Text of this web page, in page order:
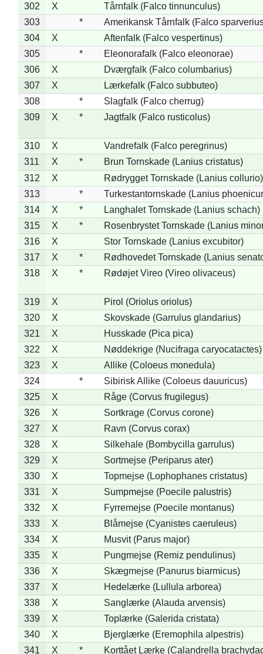
302
X
Tårnfalk (Falco tinnunculus)
303
*
Amerikansk Tårnfalk (Falco
304
X
Aftenfalk (Falco vespertinus)
305
*
Eleonorafalk (Falco eleonorae)
306
X
Dværgfalk (Falco columbarius)
307
X
Lærkefalk (Falco subbuteo)
308
*
Slagfalk (Falco cherrug)
309
X * Jagtfalk (Falco rusticolus)
310 X
Vandrefalk (Falco peregrinus)
311
X *
Brun Tornskade (Lanius cristatus)
312
X
Rødrygget Tornskade (Lanius collurio)
313
*
Turkestantornskade (Lanius
314
X *
Langhalet Tornskade (Lanius schach)
315
X *
Rosenbrystet Tornskade (Lanius
316
X
Stor Tornskade (Lanius excubitor)
317
X *
Rødhovedet Tornskade (Lanius
318
X * Rødøjet Vireo (Vireo olivaceus)
319 X
Pirol (Oriolus oriolus)
320
X
Skovskade (Garrulus glandarius)
321
X
Husskade (Pica pica)
322
X
Nøddekrige (Nucifraga caryocatactes)
323
X
Allike (Coloeus monedula)
324
*
Sibirisk Allike (Coloeus dauuricus)
325
X
Råge (Corvus frugilegus)
326
X
Sortkrage (Corvus corone)
327
X
Ravn (Corvus corax)
328
X
Silkehale (Bombycilla garrulus)
329
X
Sortmejse (Periparus ater)
330
X
Topmejse (Lophophanes cristatus)
331
X
Sumpmejse (Poecile palustris)
332
X
Fyrremejse (Poecile montanus)
333
X
Blåmejse (Cyanistes caeruleus)
334
X
Musvit (Parus major)
335
X
Pungmejse (Remiz pendulinus)
336
X
Skægmejse (Panurus biarmicus)
337
X
Hedelærke (Lullula arborea)
338
X
Sanglærke (Alauda arvensis)
339
X
Toplærke (Galerida cristata)
340
X
Bjerglærke (Eremophila alpestris)
341
X * Korttået Lærke (Calandrella